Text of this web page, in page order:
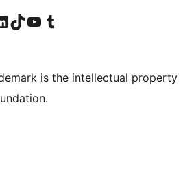
account
our LinkedIn account
Visit our TikTok account
Visit our YouTube channel
Visit our Tumblr account
is the intellectual property